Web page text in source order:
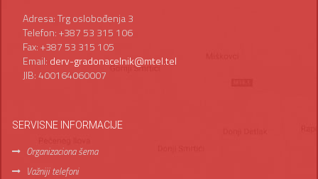
Adresa: Trg oslobođenja 3
Telefon: +387 53 315 106
Fax: +387 53 315 105
Email: derv-gradonacelnik@mtel.tel
JIB: 400164060007
SERVISNE INFORMACIJE
Organizaciona šema
Važniji telefoni